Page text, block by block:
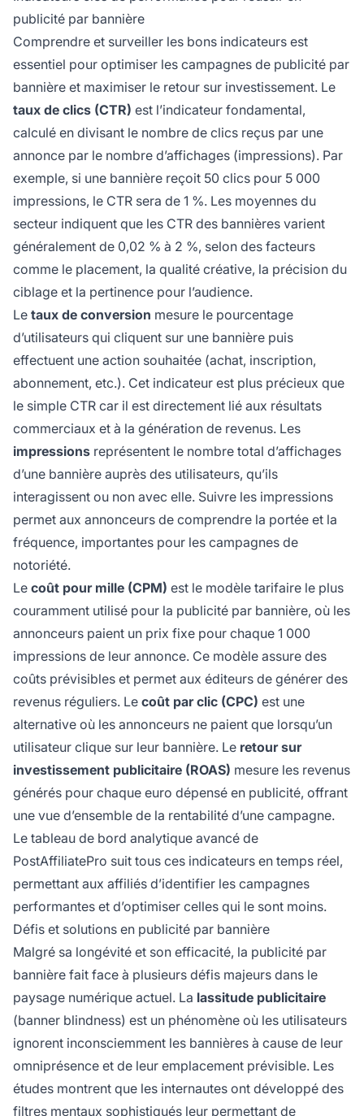
publicité par bannière
Comprendre et surveiller les bons indicateurs est
essentiel pour optimiser les campagnes de publicité par
bannière et maximiser le retour sur investissement. Le
taux de clics (CTR) est l’indicateur fondamental,
calculé en divisant le nombre de clics reçus par une
annonce par le nombre d’affichages (impressions). Par
exemple, si une bannière reçoit 50 clics pour 5 000
impressions, le CTR sera de 1 %. Les moyennes du
secteur indiquent que les CTR des bannières varient
généralement de 0,02 % à 2 %, selon des facteurs
comme le placement, la qualité créative, la précision du
ciblage et la pertinence pour l’audience.
Le taux de conversion mesure le pourcentage
d’utilisateurs qui cliquent sur une bannière puis
effectuent une action souhaitée (achat, inscription,
abonnement, etc.). Cet indicateur est plus précieux que
le simple CTR car il est directement lié aux résultats
commerciaux et à la génération de revenus. Les
impressions représentent le nombre total d’affichages
d’une bannière auprès des utilisateurs, qu’ils
interagissent ou non avec elle. Suivre les impressions
permet aux annonceurs de comprendre la portée et la
fréquence, importantes pour les campagnes de
notoriété.
Le coût pour mille (CPM) est le modèle tarifaire le plus
couramment utilisé pour la publicité par bannière, où les
annonceurs paient un prix fixe pour chaque 1 000
impressions de leur annonce. Ce modèle assure des
coûts prévisibles et permet aux éditeurs de générer des
revenus réguliers. Le coût par clic (CPC) est une
alternative où les annonceurs ne paient que lorsqu’un
utilisateur clique sur leur bannière. Le retour sur
investissement publicitaire (ROAS) mesure les revenus
générés pour chaque euro dépensé en publicité, offrant
une vue d’ensemble de la rentabilité d’une campagne.
Le tableau de bord analytique avancé de
PostAffiliatePro suit tous ces indicateurs en temps réel,
permettant aux affiliés d’identifier les campagnes
performantes et d’optimiser celles qui le sont moins.
Défis et solutions en publicité par bannière
Malgré sa longévité et son efficacité, la publicité par
bannière fait face à plusieurs défis majeurs dans le
paysage numérique actuel. La lassitude publicitaire
(banner blindness) est un phénomène où les utilisateurs
ignorent inconsciemment les bannières à cause de leur
omniprésence et de leur emplacement prévisible. Les
études montrent que les internautes ont développé des
filtres mentaux sophistiqués leur permettant de